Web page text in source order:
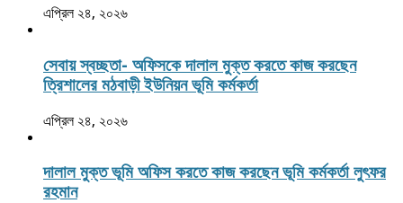
এপ্রিল ২৪, ২০২৬
সেবায় স্বচ্ছতা- অফিসকে দালাল মুক্ত করতে কাজ করছেন
ত্রিশালের মঠবাড়ী ইউনিয়ন ভূমি কর্মকর্তা
এপ্রিল ২৪, ২০২৬
দালাল মুক্ত ভূমি অফিস করতে কাজ করছেন ভূমি কর্মকর্তা লুৎফর
রহমান